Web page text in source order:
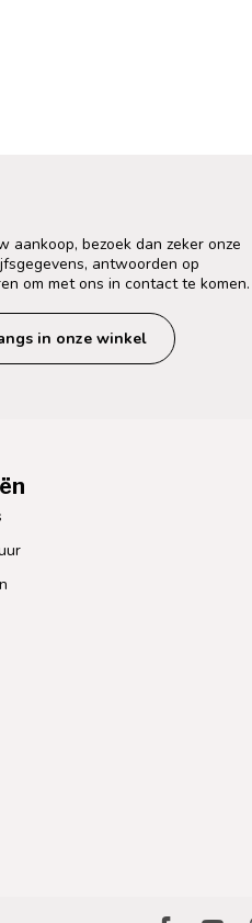
bezoek dan zeker onze
antwoorden op
om met ons in contact te komen.
in onze winkel